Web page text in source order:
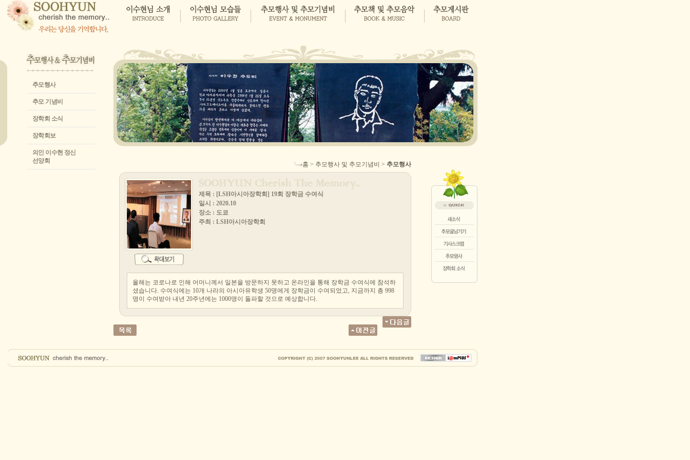
추모행사
추모 기념비
장학회 소식
장학회보
의인 이수현 정신
선양회
홈 > 추모행사 및 추모기념비 > 추모행사
제목 : [LSH아시아장학회] 19회 장학금 수여식
일시 : 2020.10
장소 : 도쿄
주최 : LSH아시아장학회
올해는 코로나로 인해 어머니께서 일본을 방문하지 못하고 온라인을 통해 장학금 수여식에 참석하
셨습니다. 수여식에는 10개 나라의 아시아유학생 50명에게 장학금이 수여되었고, 지금까지 총 998
명이 수여받아 내년 20주년에는 1000명이 돌파할 것으로 예상합니다.